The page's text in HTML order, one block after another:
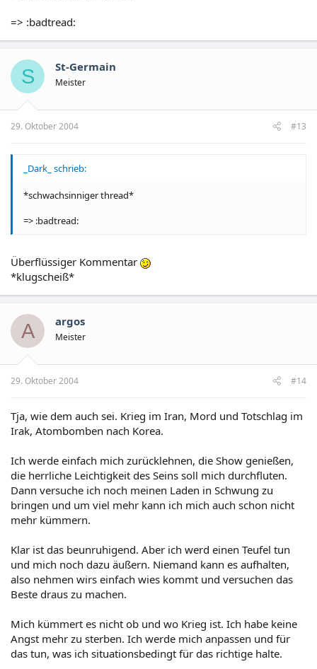
=> :badtread:
S St-Germain
Meister
29. Oktober 2004 #13
_Dark_ schrieb:
*schwachsinniger thread*
=> :badtread:
Überflüssiger Kommentar
*klugscheiß*
A argos
Meister
29. Oktober 2004 #14
Tja, wie dem auch sei. Krieg im Iran, Mord und Totschlag im
Irak, Atombomben nach Korea.
Ich werde einfach mich zurücklehnen, die Show genießen,
die herrliche Leichtigkeit des Seins soll mich durchfluten.
Dann versuche ich noch meinen Laden in Schwung zu
bringen und um viel mehr kann ich mich auch schon nicht
mehr kümmern.
Klar ist das beunruhigend. Aber ich werd einen Teufel tun
und mich noch dazu äußern. Niemand kann es aufhalten,
also nehmen wirs einfach wies kommt und versuchen das
Beste draus zu machen.
Mich kümmert es nicht ob und wo Krieg ist. Ich habe keine
Angst mehr zu sterben. Ich werde mich anpassen und für
das tun, was ich situationsbedingt für das richtige halte.